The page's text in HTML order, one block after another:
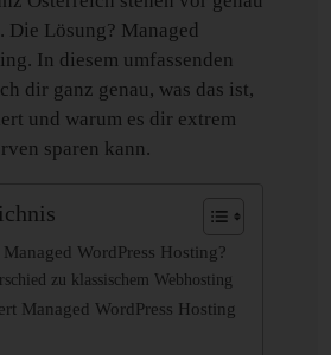
Die Lösung? Managed
In diesem umfassenden
dir ganz genau, was das ist,
und warum es dir extrem
sparen kann.
WordPress Hosting?
zu klassischem Webhosting
Managed WordPress Hosting